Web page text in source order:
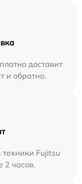
доставит
и обратно.
Fujitsu
2 часов.